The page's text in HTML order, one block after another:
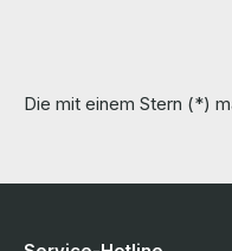
Die mit einem Stern (*)